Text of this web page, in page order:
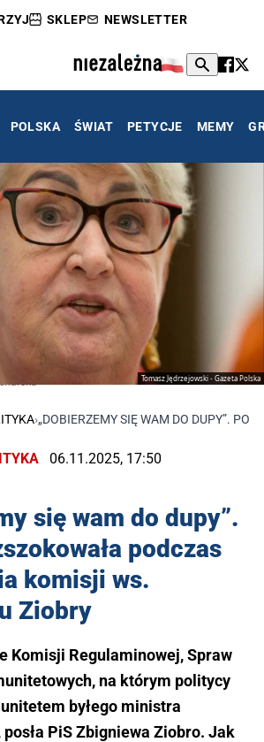
SKLEP NEWSLETTER
POLSKA ŚWIAT PETYCJE MEMY
Tomasz Jędrzejowski - Gazeta Polska
›„DOBIERZEMY SIĘ WAM DO DUPY”.
06.11.2025, 17:50
się wam do dupy”.
podczas
komisji ws.
Ziobry
Komisji Regulaminowej, Spraw
na którym politycy
byłego ministra
PiS Zbigniewa Ziobro. Jak